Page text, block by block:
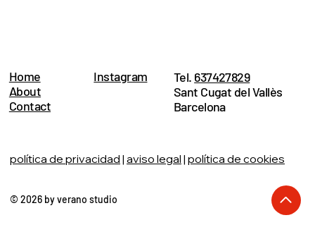
Home
About
Contact
Instagram Tel. 637427829
Sant Cugat del Vallès
Barcelona
política de privacidad | aviso legal | política de cookies
© 2026 by verano studio